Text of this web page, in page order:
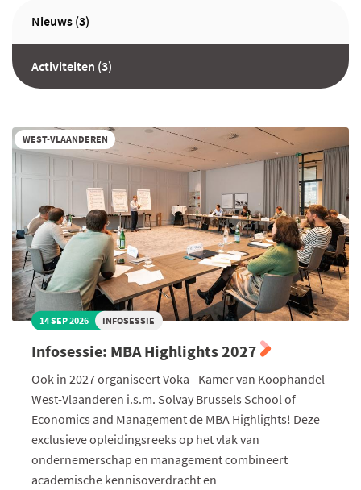
Nieuws (3)
Activiteiten (3)
WEST-VLAANDEREN
14 SEP 2026 INFOSESSIE
Infosessie: MBA Highlights 2027
Ook in 2027 organiseert Voka - Kamer van Koophandel
West-Vlaanderen i.s.m. Solvay Brussels School of
Economics and Management de MBA Highlights! Deze
exclusieve opleidingsreeks op het vlak van
ondernemerschap en management combineert
academische kennisoverdracht en